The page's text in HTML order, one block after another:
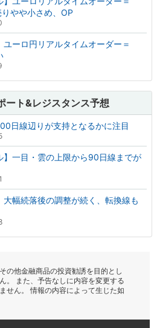
やや小さめ、OP
ユーロ円リアルタイムオーダー＝
ート&レジスタンス予想
日線辺りが支持となるかに注目
】一目・雲の上限から90日線までが
大幅続落後の調整が続く、転換線も
の他金融商品の投資勧誘を目的とし
。 また、予告なしに内容を変更する
せん。 情報の内容によって生じた如